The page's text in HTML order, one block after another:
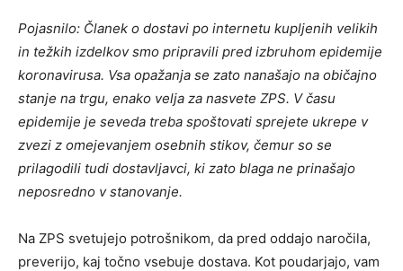
Pojasnilo: Članek o dostavi po internetu kupljenih velikih
in težkih izdelkov smo pripravili pred izbruhom epidemije
koronavirusa. Vsa opažanja se zato nanašajo na običajno
stanje na trgu, enako velja za nasvete ZPS. V času
epidemije je seveda treba spoštovati sprejete ukrepe v
zvezi z omejevanjem osebnih stikov, čemur so se
prilagodili tudi dostavljavci, ki zato blaga ne prinašajo
neposredno v stanovanje.
Na ZPS svetujejo potrošnikom, da pred oddajo naročila,
preverijo, kaj točno vsebuje dostava. Kot poudarjajo, vam